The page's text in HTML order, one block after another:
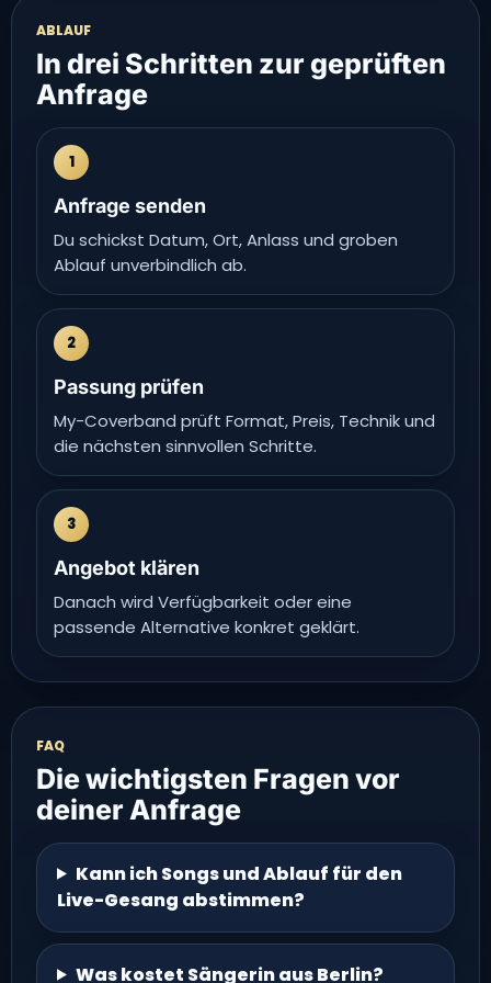
ABLAUF
In drei Schritten zur geprüften
Anfrage
1
Anfrage senden
Du schickst Datum, Ort, Anlass und groben
Ablauf unverbindlich ab.
2
Passung prüfen
My-Coverband prüft Format, Preis, Technik und
die nächsten sinnvollen Schritte.
3
Angebot klären
Danach wird Verfügbarkeit oder eine
passende Alternative konkret geklärt.
FAQ
Die wichtigsten Fragen vor
deiner Anfrage
Kann ich Songs und Ablauf für den
Live-Gesang abstimmen?
Was kostet Sängerin aus Berlin?